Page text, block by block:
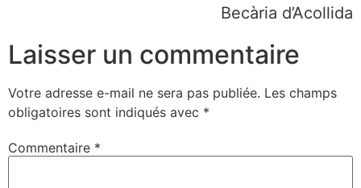
Becària d’Acollida
Laisser un commentaire
Votre adresse e-mail ne sera pas publiée. Les champs
obligatoires sont indiqués avec *
Commentaire *